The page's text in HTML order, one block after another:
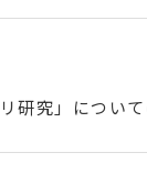
研究」につい